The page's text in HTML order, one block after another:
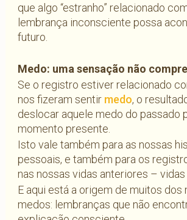
que algo “estranho” relacionado
lembrança inconsciente possa
futuro.
Medo: uma sensação não
Se o registro estiver relacionado
nos fizeram sentir medo, o
deslocar aquele medo do passado
momento presente.
Isto vale também para as nossas
pessoais, e também para os
nas nossas vidas anteriores – vidas
E aqui está a origem de muitos dos
medos: lembranças que não